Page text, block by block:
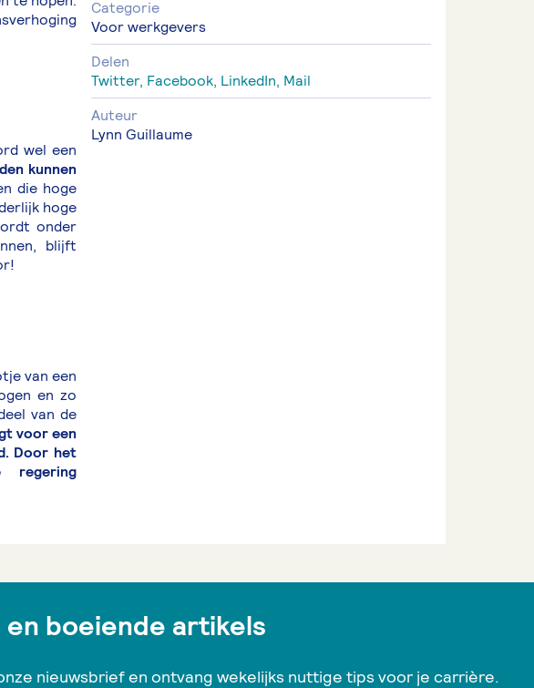
wel een
kunnen
die hoge
hoge
onder
blijft
van een
en zo
van de
voor een
Door het
regering
Categorie
Voor werkgevers
Delen
Twitter, Facebook, LinkedIn, Mail
Auteur
Lynn Guillaume
boeiende artikels
nieuwsbrief en ontvang wekelijks nuttige tips voor je carrière.